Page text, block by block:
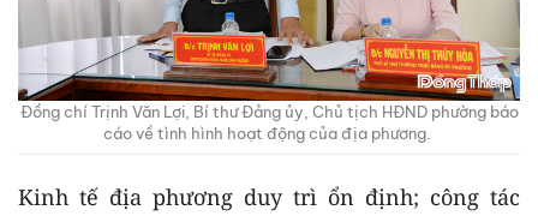
Đồng chí Trịnh Văn Lợi, Bí thư Đảng ủy, Chủ tịch HĐND phường báo
cáo về tình hình hoạt động của địa phương.
Kinh tế địa phương duy trì ổn định; công tác